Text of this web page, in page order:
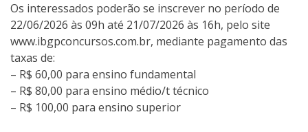
Os interessados poderão se inscrever no período de
22/06/2026 às 09h até 21/07/2026 às 16h, pelo site
www.ibgpconcursos.com.br, mediante pagamento das
taxas de:
– R$ 60,00 para ensino fundamental
– R$ 80,00 para ensino médio/t técnico
– R$ 100,00 para ensino superior